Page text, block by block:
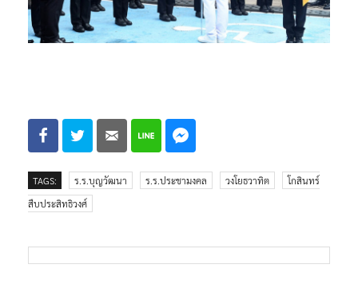
TAGS: ร.ร.บุญวัฒนา ร.ร.ประชามงคล วงโยธวาทิต
โกสินทร์
สืบประสิทธิวงศ์